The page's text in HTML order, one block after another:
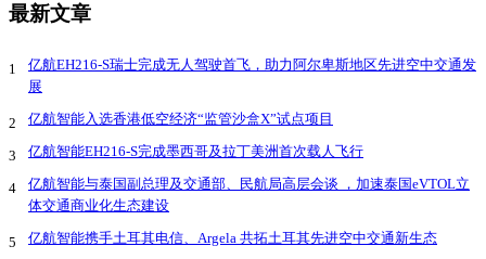
最新文章
1
亿航EH216-S瑞士完成无人驾驶首飞，助力阿尔卑斯地区先进空中交通发
展
2 亿航智能入选香港低空经济“监管沙盒X”试点项目
3 亿航智能EH216-S完成墨西哥及拉丁美洲首次载人飞行
4
亿航智能与泰国副总理及交通部、民航局高层会谈 ，加速泰国eVTOL立
体交通商业化生态建设
5 亿航智能携手土耳其电信、Argela 共拓土耳其先进空中交通新生态